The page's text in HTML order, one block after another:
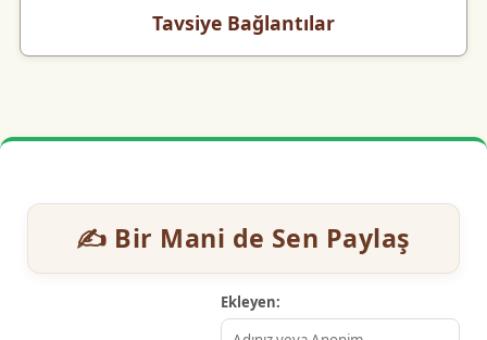
Tavsiye Bağlantılar
✍️ Bir Mani de Sen Paylaş
Ekleyen: